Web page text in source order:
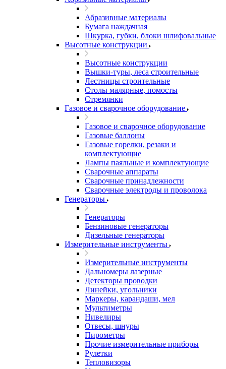
Абразивные материалы
Бумага наждачная
Шкурка, губки, блоки шлифовальные
Высотные конструкции
Высотные конструкции
Вышки-туры, леса строительные
Лестницы строительные
Столы малярные, помосты
Стремянки
Газовое и сварочное оборудование
Газовое и сварочное оборудование
Газовые баллоны
Газовые горелки, резаки и
комплектующие
Лампы паяльные и комплектующие
Сварочные аппараты
Сварочные принадлежности
Сварочные электроды и проволока
Генераторы
Генераторы
Бензиновые генераторы
Дизельные генераторы
Измерительные инструменты
Измерительные инструменты
Дальномеры лазерные
Детекторы проводки
Линейки, угольники
Маркеры, карандаши, мел
Мультиметры
Нивелиры
Отвесы, шнуры
Пирометры
Прочие измерительные приборы
Рулетки
Тепловизоры